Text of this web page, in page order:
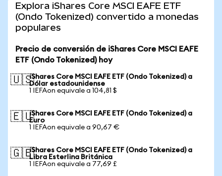
Explora iShares Core MSCI EAFE ETF
(Ondo Tokenized) convertido a monedas
populares
Precio de conversión de iShares Core MSCI EAFE
ETF (Ondo Tokenized) hoy
🇺🇸iShares Core MSCI EAFE ETF (Ondo Tokenized) a
Dólar estadounidense
1 IEFAon equivale a 104,81 $
🇪🇺iShares Core MSCI EAFE ETF (Ondo Tokenized) a
Euro
1 IEFAon equivale a 90,67 €
🇬🇧iShares Core MSCI EAFE ETF (Ondo Tokenized) a
Libra Esterlina Británica
1 IEFAon equivale a 77,69 £